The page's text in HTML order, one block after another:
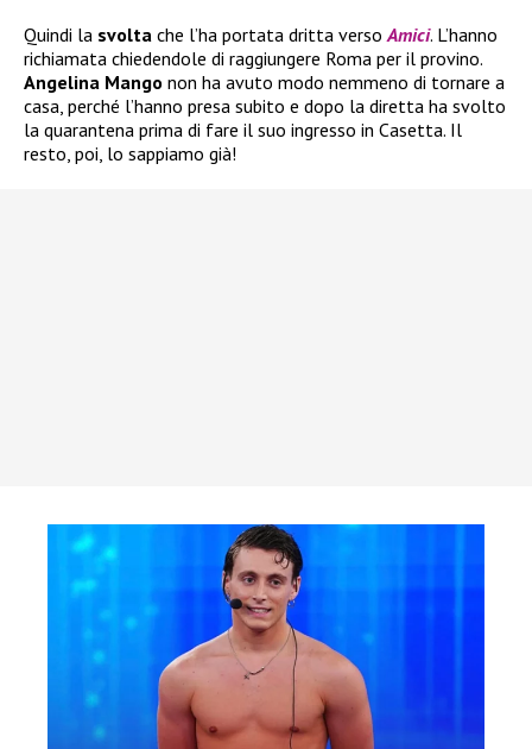
Quindi la svolta che l’ha portata dritta verso Amici. L’hanno
richiamata chiedendole di raggiungere Roma per il provino.
Angelina Mango non ha avuto modo nemmeno di tornare a
casa, perché l’hanno presa subito e dopo la diretta ha svolto
la quarantena prima di fare il suo ingresso in Casetta. Il
resto, poi, lo sappiamo già!